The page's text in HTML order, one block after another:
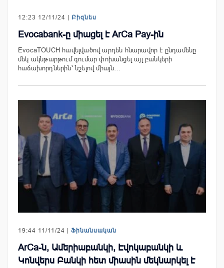
12:23 12/11/24 | Բիզնես
Evocabank-ը միացել է ArCa Pay-ին
EvocaTOUCH հավելվածով արդեն հնարավոր է ընդամենը
մեկ ակնթարթում գումար փոխանցել այլ բանկերի
հաճախորդներին՝ նշելով միայն…
19:44 11/11/24 | Ֆինանսական
ArCa-ն, Ամերիաբանկի, Էվոկաբանկի և
Կոնվերս Բանկի հետ միասին մեկնարկել է